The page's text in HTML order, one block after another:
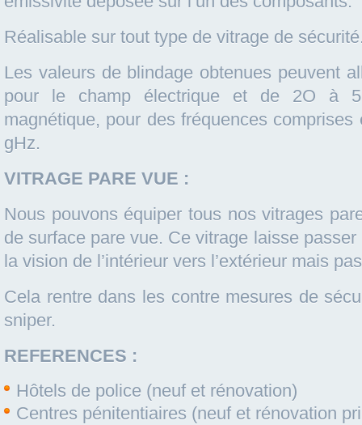
Réalisable sur tout type de vitrage de
Les valeurs de blindage obtenues peuvent
pour le champ électrique et de 2O à
magnétique, pour des fréquences
gHz.
VITRAGE PARE VUE :
Nous pouvons équiper tous nos vitrages
de surface pare vue. Ce vitrage laisse
la vision de l’intérieur vers l’extérieur mais
Cela rentre dans les contre mesures de
sniper.
REFERENCES :
Hôtels de police (neuf et rénovation)
Centres pénitentiaires (neuf et rénovation